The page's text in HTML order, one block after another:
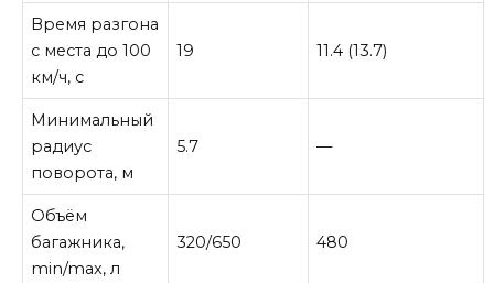
Время разгона
с места до 100
км/ч, с
19 11.4 (13.7)
Минимальный
радиус
поворота, м
5.7 —
Объём
багажника,
min/max, л
320/650 480